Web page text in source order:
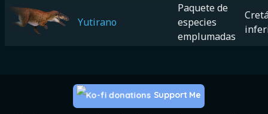
Yutirano
Paquete de
especies
emplumadas
Support Me